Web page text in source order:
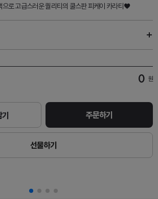
으로 고급스러운 퀄리티의 쿨스판 피케이 카라티♥
0 원
주문하기
선물하기